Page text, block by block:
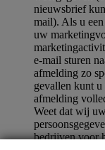
nieuwsbrief
mail). Als u
uw
e-mail sturen
afmelding zo
gevallen kunt u
afmelding
Weet dat wij
bedrijven voor